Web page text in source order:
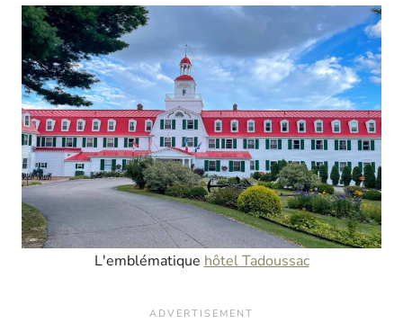
L'emblématiquehôtel Tadoussac